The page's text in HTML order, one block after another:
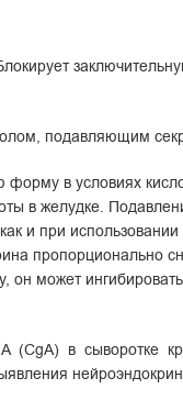
подавляющим
в условиях
в желудке.
и при
пропорционально
он может
(CgA) в сыворотке